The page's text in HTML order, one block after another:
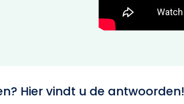
Hier vindt u de antwoorden!